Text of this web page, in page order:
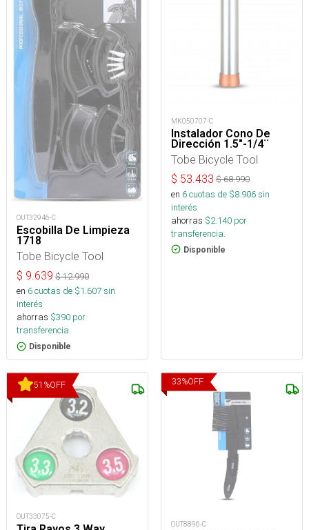
OUT32946-C
Escobilla De Limpieza
1718
Tobe Bicycle Tool
$ 9.639 $12.990
en 6cuotas de $1.607sin
interés
ahorras $390 por
transferencia.
Disponible
MK050707-C
Instalador Cono De
Dirección 1.5"-1/4¨
Tobe Bicycle Tool
$ 53.433 $68.990
en 6cuotas de $8.906sin
interés
ahorras $2.140 por
transferencia.
Disponible
51 %OFF
OUT33075-C
33%OFF
OUT8896-C